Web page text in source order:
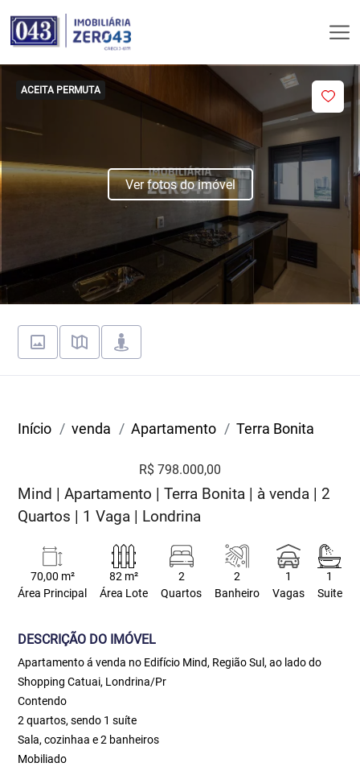
ACEITA PERMUTA
Ver fotos do imóvel
Início venda Apartamento Terra Bonita
R$ 798.000,00
Mind | Apartamento | Terra Bonita | à venda | 2
Quartos | 1 Vaga | Londrina
70,00 m²
Área Principal
82 m²
Área Lote
2
Quartos
2
Banheiro
1
Vagas
1
Suite
DESCRIÇÃO DO IMÓVEL
Apartamento á venda no Edifício Mind, Região Sul, ao lado do
Shopping Catuai, Londrina/Pr
Contendo
2 quartos, sendo 1 suíte
Sala, cozinhaa e 2 banheiros
Mobiliado